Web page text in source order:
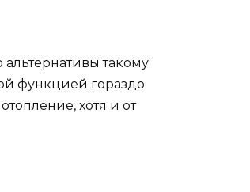
такому
функцией гораздо
хотя и от